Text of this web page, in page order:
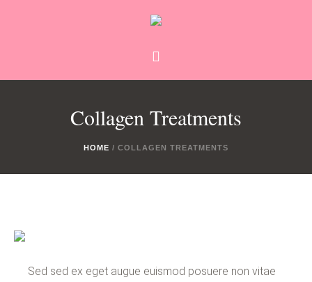
Collagen Treatments
HOME / COLLAGEN TREATMENTS
Sed sed ex eget augue euismod posuere non vitae